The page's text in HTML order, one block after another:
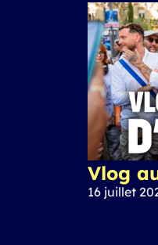
Vlog
16 juillet